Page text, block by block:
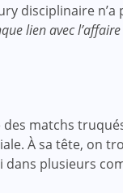
disciplinaire
lien avec l’affaire
matchs
À sa tête, on
plusieurs